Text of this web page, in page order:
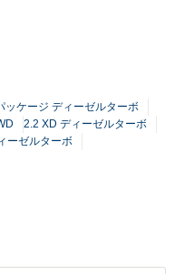
ッケージ ディーゼルターボ
2.2 XD ディーゼルターボ
ーゼルターボ